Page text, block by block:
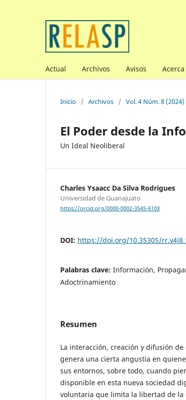
Actual Archivos Avisos
Inicio / Archivos / Vol. 4 Núm. 8 (2024)
El Poder desde la
Un Ideal Neoliberal
Charles Ysaacc Da Silva Rodrigues
Universidad de Guanajuato
https://orcid.org/0000-0002-3545-610X
DOI: https://doi.org/10.35305/
Palabras clave: Información,
Adoctrinamiento
Resumen
La interacción, creación y difusión
genera una cierta angustia en
sus entornos, sobre todo, cuando
disponible en esta nueva sociedad
voluntaria que limita la libertad de